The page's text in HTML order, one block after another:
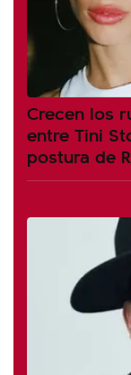
Crecen los
entre Tini
postura de